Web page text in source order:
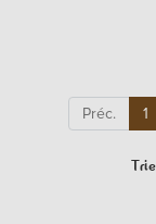
Préc. 1